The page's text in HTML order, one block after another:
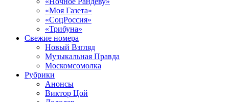
«Моя Газета»
«СоцРоссия»
«Трибуна»
Свежие номера
Новый Взгляд
Музыкальная Правда
Москомсомолка
Рубрики
Анонсы
Виктор Цой